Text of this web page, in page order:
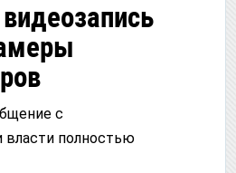
с
власти полностью